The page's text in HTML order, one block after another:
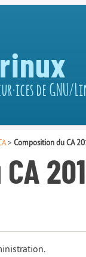
de
> Composition du CA